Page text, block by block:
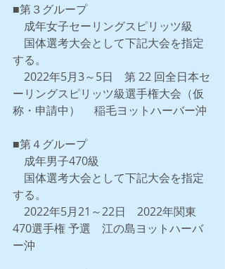
■第３グループ
成年女子セーリングスピリッツ級
国体選考大会として下記大会を指定
する。
2022年5月3～5日　第 22 回全日本セ
ーリングスピリッツ級選手権大会（仮
称・申請中） 　稲毛ヨットハーバー沖
■第４グループ
成年男子470級
国体選考大会として下記大会を指定
する。
2022年5月21～22日　2022年関東
470選手権 予選　江の島ヨットハーバ
ー沖